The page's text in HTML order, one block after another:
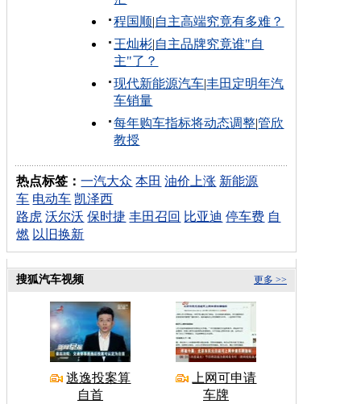
程国顺|自主高端究竟有多难？
王灿彬|自主品牌究竟谁"自
主"了？
现代新能源汽车|丰田定明年汽
车销量
每年购车指标将动态调整|管欣
教授
热点标签：一汽大众 本田 油价上涨 新能源
车 电动车 凯泽西
路虎 沃尔沃 保时捷 丰田召回 比亚迪 停车费 自
燃 以旧换新
更多 >>
搜狐汽车视频
逃逸投案算
自首
上网可申请
车牌